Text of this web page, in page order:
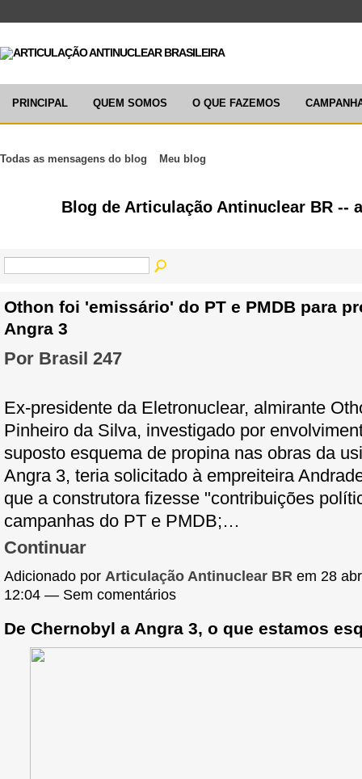
PRINCIPAL QUEM SOMOS O QUE FAZEMOS
Todas as mensagens do blog Meu blog
Blog de Articulação Antinuclear BR --
Othon foi 'emissário' do PT e PMDB para
Angra 3
Por Brasil 247
Ex-presidente da Eletronuclear, almirante
Pinheiro da Silva, investigado por
suposto esquema de propina nas obras da
Angra 3, teria solicitado à empreiteira
que a construtora fizesse "contribuições
campanhas do PT e PMDB;…
Continuar
Adicionado por Articulação Antinuclear BR em 28
12:04 — Sem comentários
De Chernobyl a Angra 3, o que estamos